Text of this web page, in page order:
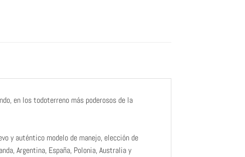
en los todoterreno más poderosos de la
y auténtico modelo de manejo, elección de
Argentina, España, Polonia, Australia y